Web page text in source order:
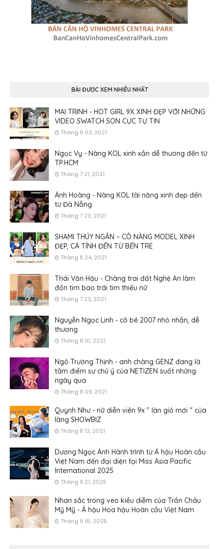
BÀI ĐƯỢC XEM NHIỀU NHẤT
MAI TRINH - HOT GIRL 9X XINH ĐẸP VỚI NHỮNG
VIDEO SWATCH SON CỰC TỰ TIN
Tháng 9 03, 2021
Ngọc Vy - Nàng KOL xinh xắn dễ thương đến từ
TP.HCM
Tháng 7 21, 2021
Ánh Hoàng - Nàng KOL tài năng xinh đẹp đến
từ Đà Nẵng
Tháng 7 23, 2021
SHAMI THÚY NGÂN – CÔ NÀNG MODEL XINH
ĐẸP, CÁ TÍNH ĐẾN TỪ BẾN TRE
Tháng 8 24, 2021
Thái Văn Hậu - Chàng trai đất Nghệ An làm
đốn tim bao trái tim thiếu nữ
Tháng 7 23, 2021
Nguyễn Ngọc Linh - cô bé 2007 nhỏ nhắn, dễ
thương
Tháng 8 10, 2021
Ngô Trường Thịnh - anh chàng GENZ đang là
tâm điểm sự chú ý của NETIZEN suốt những
ngày qua
Tháng 8 09, 2021
Quỳnh Như - nữ diễn viên 9x " làn gió mới " của
làng SHOWBIZ
Tháng 8 13, 2021
Dương Ngọc Ánh Hành trình từ Á hậu Hoàn cầu
Việt Nam đến đại diện tại Miss Asia Pacific
International 2025
Tháng 9 21, 2025
Nhan sắc trong veo kiều diễm của Trần Châu
Mỹ Mỹ - Á hậu Hoa hậu Hoàn cầu Việt Nam
Tháng 9 16, 2025